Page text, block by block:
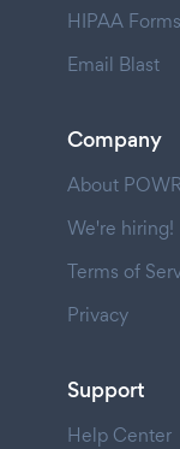
HIPAA Forms
Email Blast
Company
About POWR
We're hiring!
Terms of
Privacy
Support
Help Center